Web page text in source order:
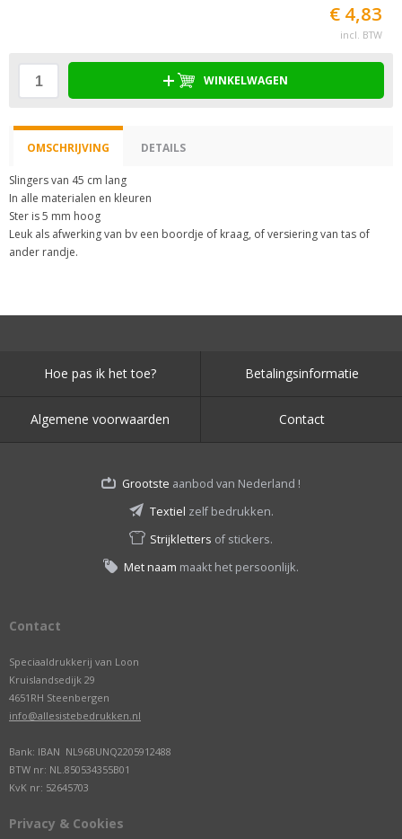
€ 4,83
incl. BTW
WINKELWAGEN
OMSCHRIJVING DETAILS
Slingers van 45 cm lang
In alle materialen en kleuren
Ster is 5 mm hoog
Leuk als afwerking van bv een boordje of kraag, of versiering van tas of
ander randje.
Hoe pas ik het toe? Betalingsinformatie
Algemene voorwaarden Contact
Grootste aanbod van Nederland !
Textiel zelf bedrukken.
Strijkletters of stickers.
Met naam maakt het persoonlijk.
Contact
Speciaaldrukkerij van Loon
Kruislandsedijk 29
4651RH Steenbergen
info@allesistebedrukken.nl
Bank: IBAN NL96BUNQ2205912488
BTW nr: NL.850534355B01
KvK nr: 52645703
Privacy & Cookies